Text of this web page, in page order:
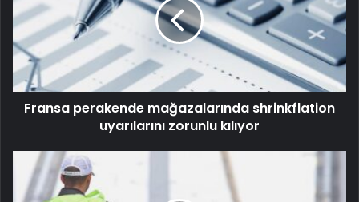
Fransa perakende mağazalarında shrinkflation
uyarılarını zorunlu kılıyor